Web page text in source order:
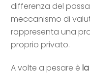
differenza del
meccanismo di
rappresenta una
proprio privato.
A volte a pesare è